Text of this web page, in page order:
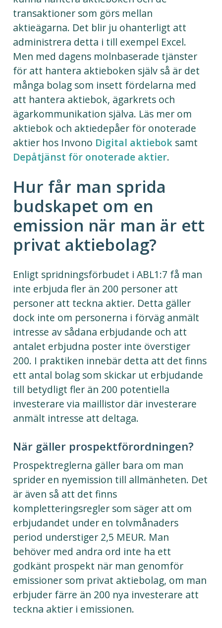
transaktioner som görs mellan
aktieägarna. Det blir ju ohanterligt att
administrera detta i till exempel Excel.
Men med dagens molnbaserade tjänster
för att hantera aktieboken själv så är det
många bolag som insett fördelarna med
att hantera aktiebok, ägarkrets och
ägarkommunikation själva. Läs mer om
aktiebok och aktiedepåer för onoterade
aktier hos Invono Digital aktiebok samt
Depåtjänst för onoterade aktier.
Hur får man sprida
budskapet om en
emission när man är ett
privat aktiebolag?
Enligt spridningsförbudet i ABL1:7 få man
inte erbjuda fler än 200 personer att
personer att teckna aktier. Detta gäller
dock inte om personerna i förväg anmält
intresse av sådana erbjudande och att
antalet erbjudna poster inte överstiger
200. I praktiken innebär detta att det finns
ett antal bolag som skickar ut erbjudande
till betydligt fler än 200 potentiella
investerare via maillistor där investerare
anmält intresse att deltaga.
När gäller prospektförordningen?
Prospektreglerna gäller bara om man
sprider en nyemission till allmänheten. Det
är även så att det finns
kompletteringsregler som säger att om
erbjudandet under en tolvmånaders
period understiger 2,5 MEUR. Man
behöver med andra ord inte ha ett
godkänt prospekt när man genomför
emissioner som privat aktiebolag, om man
erbjuder färre än 200 nya investerare att
teckna aktier i emissionen.